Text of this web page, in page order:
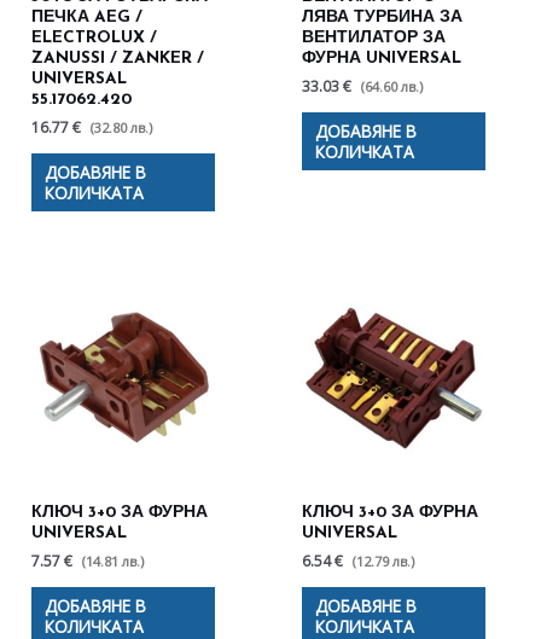
ПЕЧКА AEG /
ELECTROLUX /
ZANUSSI / ZANKER /
UNIVERSAL
55.17062.420
16.77 € (32.80 лв.)
ДОБАВЯНЕ В
КОЛИЧКАТА
ЛЯВА ТУРБИНА ЗА
ВЕНТИЛАТОР ЗА
ФУРНА UNIVERSAL
33.03 € (64.60 лв.)
ДОБАВЯНЕ В
КОЛИЧКАТА
КЛЮЧ 3+0 ЗА ФУРНА
UNIVERSAL
7.57 € (14.81 лв.)
ДОБАВЯНЕ В
КОЛИЧКАТА
КЛЮЧ 3+0 ЗА ФУРНА
UNIVERSAL
6.54 € (12.79 лв.)
ДОБАВЯНЕ В
КОЛИЧКАТА